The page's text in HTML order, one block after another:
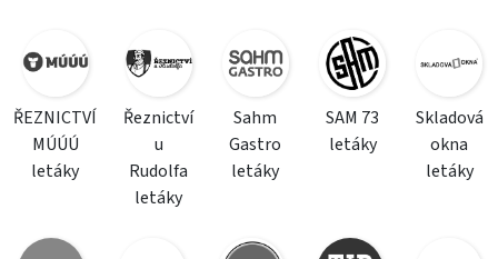
ŘEZNICTVÍ
MÚÚÚ
letáky
Řeznictví
u
Rudolfa
letáky
Sahm
Gastro
letáky
SAM 73
letáky
Skladová
okna
letáky